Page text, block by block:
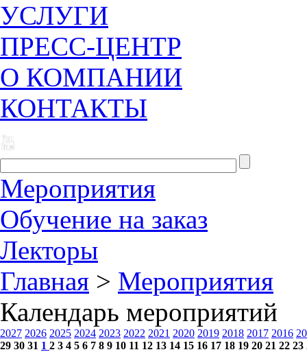
УСЛУГИ
ПРЕСС-ЦЕНТР
О КОМПАНИИ
КОНТАКТЫ
Мероприятия
Обучение на заказ
Лекторы
Главная > Мероприятия
Календарь мероприятий
2027 2026 2025 2024 2023 2022 2021 2020 2019 2018 2017 2016
29 30 31 1 2 3 4 5 6 7 8 9 10 11 12 13 14 15 16 17 18 19 20 21 22 23